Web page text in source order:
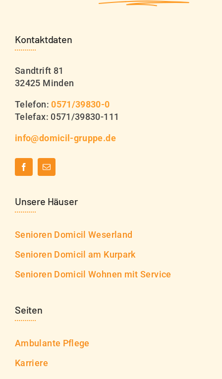
Kontaktdaten
Sandtrift 81
32425 Minden
Telefon:0571/39830-0
Telefax: 0571/39830-111
info@domicil-gruppe.de
Unsere Häuser
Senioren Domicil Weserland
Senioren Domicil am Kurpark
Senioren Domicil Wohnen mit Service
Seiten
Ambulante Pflege
Karriere